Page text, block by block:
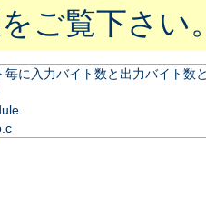
ご覧下さい
毎に入力バイト数と出力バイト数